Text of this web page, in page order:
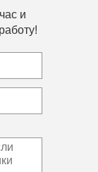
и